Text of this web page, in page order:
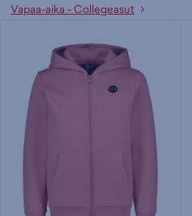
Vapaa-aika - Collegeasut